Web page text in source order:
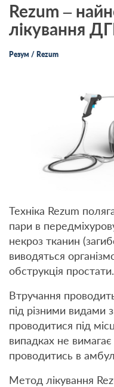
Rezum –
лікування
Резум / Rezum
Техніка Rezum
пари в
некроз тканин
виводяться
обструкція простати.
Втручання
під різними
проводитися під
випадках не вимагає
проводитись в
Метод лікування